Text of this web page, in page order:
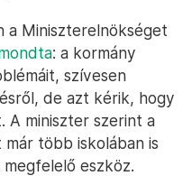
a Miniszterelnökséget
: a kormány
szívesen
de azt kérik, hogy
A miniszter szerint a
már több iskolában is
eszköz.